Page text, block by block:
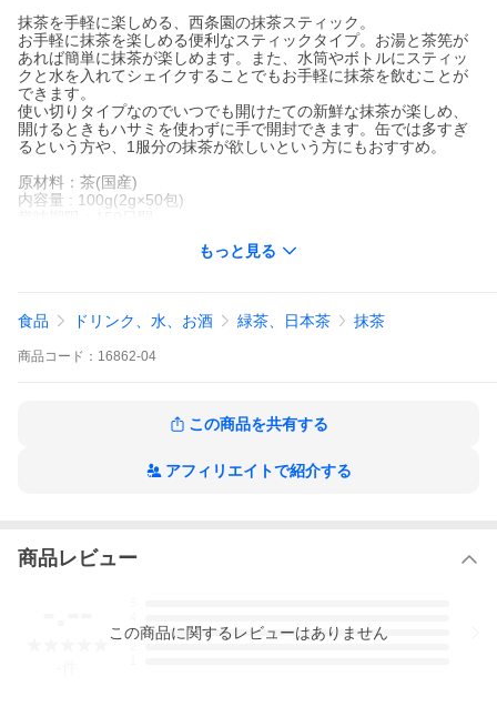
抹茶を手軽に楽しめる、西条園の抹茶スティック。
お手軽に抹茶を楽しめる便利なスティックタイプ。お湯と茶筅が
あれば簡単に抹茶が楽しめます。また、水筒やボトルにスティッ
クと水を入れてシェイクすることでもお手軽に抹茶を飲むことが
できます。
使い切りタイプなのでいつでも開けたての新鮮な抹茶が楽しめ、
開けるときもハサミを使わずに手で開封できます。缶では多すぎ
るという方や、1服分の抹茶が欲しいという方にもおすすめ。
原材料：茶(国産)
内容量 : 100g(2g×50包)
開封後はなるべく早くお召し上がり下さい。
お歳暮、誕生日に人気の食べ物。お取り寄せ和菓子・お取り寄せ
一の抹茶の里、西尾の老舗茶舗が自信をもっておすすめする商品
もっと見る
食品 ドリンク、水、お酒 緑茶、日本茶 抹茶
商品 コード： 16862-04
この商品を共有する
アフィリエイトで紹介する
商品レビュー
3
この商品に関するレビューはありません